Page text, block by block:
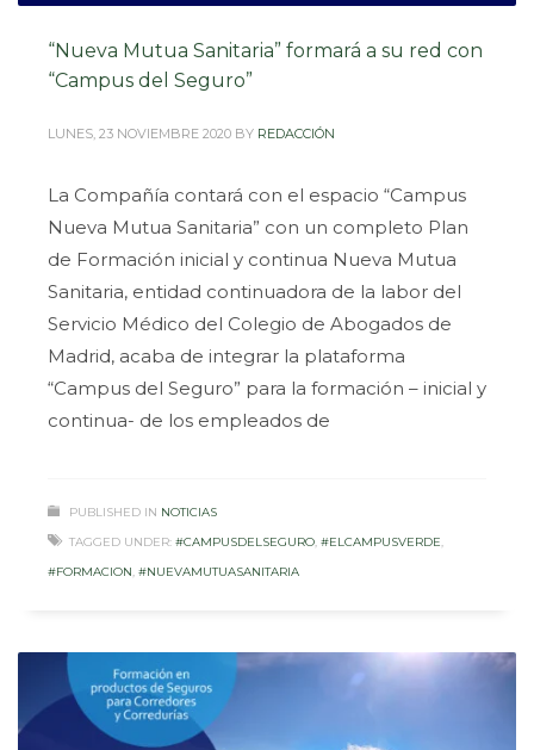
“Nueva Mutua Sanitaria” formará a su red con
“Campus del Seguro”
LUNES, 23 NOVIEMBRE 2020 BY REDACCIÓN
La Compañía contará con el espacio “Campus
Nueva Mutua Sanitaria” con un completo Plan
de Formación inicial y continua Nueva Mutua
Sanitaria, entidad continuadora de la labor del
Servicio Médico del Colegio de Abogados de
Madrid, acaba de integrar la plataforma
“Campus del Seguro” para la formación – inicial y
continua- de los empleados de
PUBLISHED IN NOTICIAS
TAGGED UNDER: #CAMPUSDELSEGURO, #ELCAMPUSVERDE,
#FORMACION, #NUEVAMUTUASANITARIA